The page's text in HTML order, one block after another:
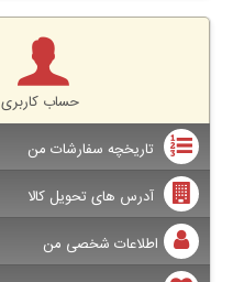
حساب کاربری
تاریخچه سفارشات من
آدرس های تحویل کالا
اطلاعات شخصی من